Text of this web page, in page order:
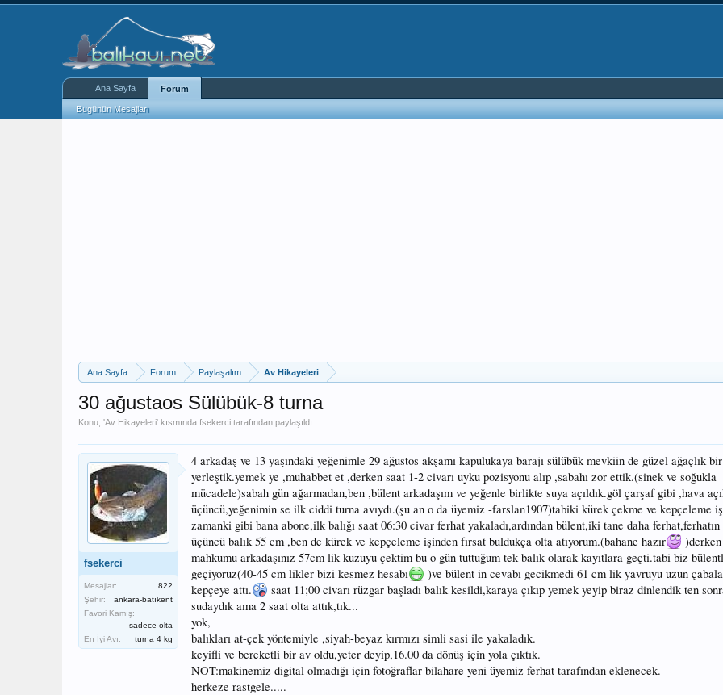
Ana Sayfa Forum Paylaşalım Av Hikayeleri
30 ağustaos Sülübük-8 turna
Konu, 'Av Hikayeleri' kısmında fsekerci tarafından paylaşıldı.
fsekerci
Mesajlar:
822
Şehir:
ankara-batıkent
Favori Kamış:
sadece olta
En İyi Avı:
turna 4 kg
4 arkadaş ve 13 yaşındaki yeğenimle 29 ağustos akşamı kapulukaya barajı sülübük mevkiin de güzel ağaçlık
yerleştik.yemek ye ,muhabbet et ,derken saat 1-2 civarı uyku pozisyonu alıp ,sabahı zor ettik.(sinek ve soğukla
mücadele)sabah gün ağarmadan,ben ,bülent arkadaşım ve yeğenle birlikte suya açıldık.göl çarşaf gibi ,hava
üçüncü,yeğenimin se ilk ciddi turna avıydı.(şu an o da üyemiz -farslan1907)tabiki kürek çekme ve kepçeleme
zamanki gibi bana abone,ilk balığı saat 06:30 civar ferhat yakaladı,ardından bülent,iki tane daha ferhat,ferhatın
üçüncü balık 55 cm ,ben de kürek ve kepçeleme işinden fırsat buldukça olta atıyorum.(bahane hazır
mahkumu arkadaşınız 57cm lik kuzuyu çektim bu o gün tuttuğum tek balık olarak kayıtlara geçti.tabi biz
geçiyoruz(40-45 cm likler bizi kesmez hesabı
)ve bülent in cevabı gecikmedi 61 cm lik yavruyu uzun
kepçeye attı.
saat 11;00 civarı rüzgar başladı balık kesildi,karaya çıkıp yemek yeyip biraz dinlendik ten
sudaydık ama 2 saat olta attık,tık...
yok,
balıkları at-çek yöntemiyle ,siyah-beyaz kırmızı simli sasi ile yakaladık.
keyifli ve bereketli bir av oldu,yeter deyip,16.00 da dönüş için yola çıktık.
NOT:makinemiz digital olmadığı için fotoğraflar bilahare yeni üyemiz ferhat tarafından eklenecek.
herkeze rastgele.....
Ana Sayfa Forum
Bugünün Mesajları